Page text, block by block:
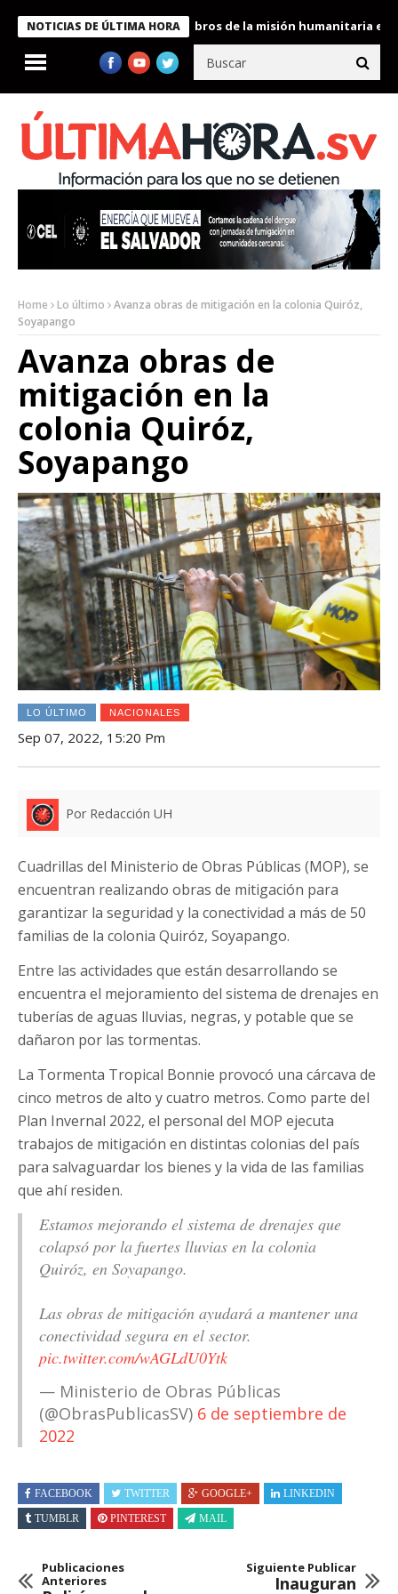
NOTICIAS DE ÚLTIMA HORA
Bukele condecora a miembros de la misión humanitaria enviada
Home Lo último
Avanza obras de mitigación en la colonia Quiróz,
Soyapango
Avanza obras de
mitigación en la
colonia Quiróz,
Soyapango
LO ÚLTIMO NACIONALES
Sep 07, 2022, 15:20 Pm
Por Redacción UH
Cuadrillas del Ministerio de Obras Públicas (MOP), se
encuentran realizando obras de mitigación para
garantizar la seguridad y la conectividad a más de 50
familias de la colonia Quiróz, Soyapango.
Entre las actividades que están desarrollando se
encuentra el mejoramiento del sistema de drenajes en
tuberías de aguas lluvias, negras, y potable que se
dañaron por las tormentas.
La Tormenta Tropical Bonnie provocó una cárcava de
cinco metros de alto y cuatro metros. Como parte del
Plan Invernal 2022, el personal del MOP ejecuta
trabajos de mitigación en distintas colonias del país
para salvaguardar los bienes y la vida de las familias
que ahí residen.
Estamos mejorando el sistema de drenajes que
colapsó por la fuertes lluvias en la colonia
Quiróz, en Soyapango.
Las obras de mitigación ayudará a mantener una
conectividad segura en el sector.
pic.twitter.com/wAGLdU0Ytk
— Ministerio de Obras Públicas
(@ObrasPublicasSV) 6 de septiembre de
2022
FACEBOOK TWITTER GOOGLE+
LINKEDIN
TUMBLR
PINTEREST MAIL
Publicaciones
Anteriores
Siguiente Publicar
Inauguran